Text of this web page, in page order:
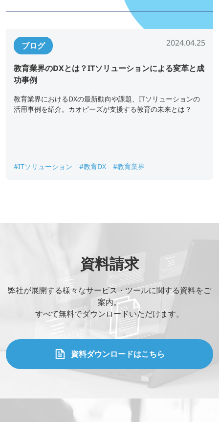
ブログ 2024.04.25
教育業界のDXとは？ITソリューションによる変革と成
功事例
教育業界におけるDXの最新動向や課題、ITソリューションの
活用事例を紹介。カオピーズが支援する教育の未来とは？
#ITソリューション #教育DX #教育業界
資料請求
弊社が展開する様々なサービス・ツールに関する資料をご
案内。
すべて無料でダウンロードいただけます。
資料ダウンロードはこちら